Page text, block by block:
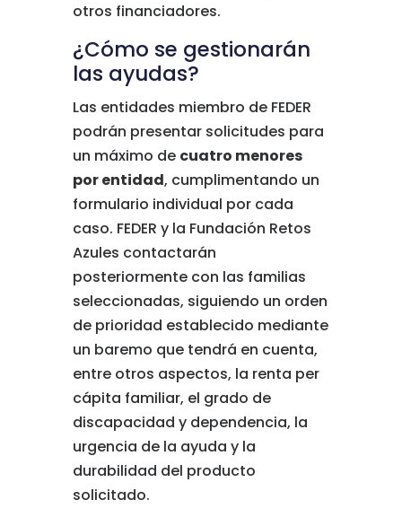
otros financiadores.
¿Cómo se gestionarán
las ayudas?
Las entidades miembro de FEDER
podrán presentar solicitudes para
un máximo de cuatro menores
por entidad, cumplimentando un
formulario individual por cada
caso. FEDER y la Fundación Retos
Azules contactarán
posteriormente con las familias
seleccionadas, siguiendo un orden
de prioridad establecido mediante
un baremo que tendrá en cuenta,
entre otros aspectos, la renta per
cápita familiar, el grado de
discapacidad y dependencia, la
urgencia de la ayuda y la
durabilidad del producto
solicitado.